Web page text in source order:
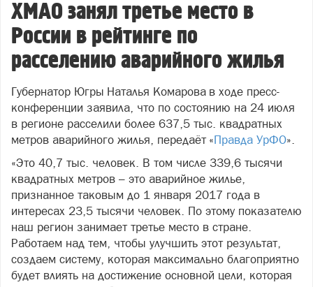
ХМАО занял третье место в
России в рейтинге по
расселению аварийного жилья
Губернатор Югры Наталья Комарова в ходе пресс-
конференции заявила, что по состоянию на 24 июля
в регионе расселили более 637,5 тыс. квадратных
метров аварийного жилья, передаёт «Правда УрФО».
«Это 40,7 тыс. человек. В том числе 339,6 тысячи
квадратных метров – это аварийное жилье,
признанное таковым до 1 января 2017 года в
интересах 23,5 тысячи человек. По этому показателю
наш регион занимает третье место в стране.
Работаем над тем, чтобы улучшить этот результат,
создаем систему, которая максимально благоприятно
будет влиять на достижение основной цели, которая